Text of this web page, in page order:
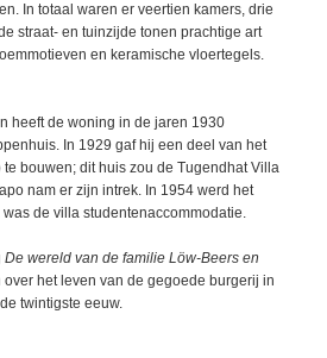
In totaal waren er veertien kamers, drie
straat- en tuinzijde tonen prachtige art
en keramische vloertegels.
heeft de woning in de jaren 1930
In 1929 gaf hij een deel van het
bouwen; dit huis zou de Tugendhat Villa
nam er zijn intrek. In 1954 werd het
de villa studentenaccommodatie.
De wereld van de familie Löw-Beers en
het leven van de gegoede burgerij in
twintigste eeuw.